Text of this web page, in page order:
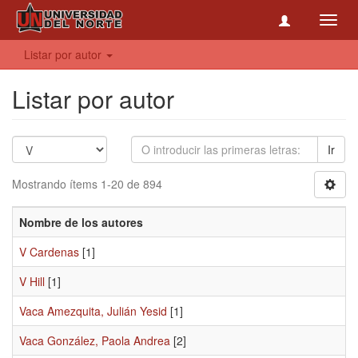
Listar por autor
Listar por autor
Ir
Mostrando ítems 1-20 de 894
Nombre de los autores
V Cardenas [1]
V Hill [1]
Vaca Amezquita, Julián Yesid [1]
Vaca González, Paola Andrea [2]